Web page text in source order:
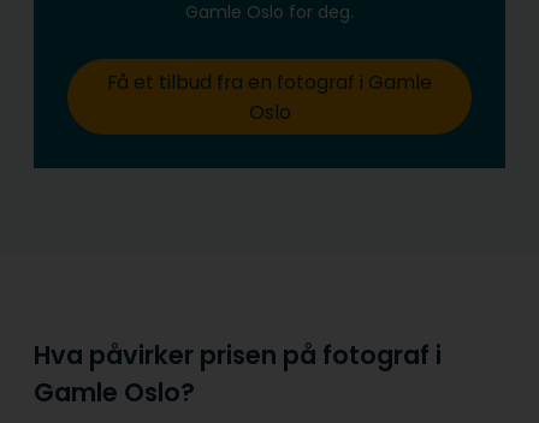
Gamle Oslo for deg.
Få et tilbud fra en fotograf i Gamle
Oslo
Hva påvirker prisen på fotograf i
Gamle Oslo?